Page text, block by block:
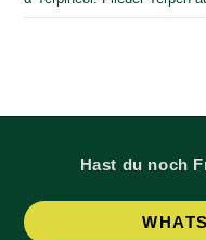
Hast du noch